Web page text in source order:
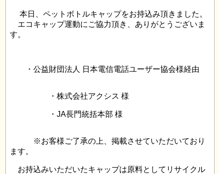
本日、ペットボトルキャップをお持込み頂きました。
エコキャップ運動にご協力頂き、ありがとうございま
す。
・公益財団法人 日本電信電話ユーザー協会様経由
・株式会社アクシス 様
・JA長門統括本部 様
※お客様ご了承の上、掲載させていただいており
ます。
お持込みいただいたキャップは原料としてリサイクル